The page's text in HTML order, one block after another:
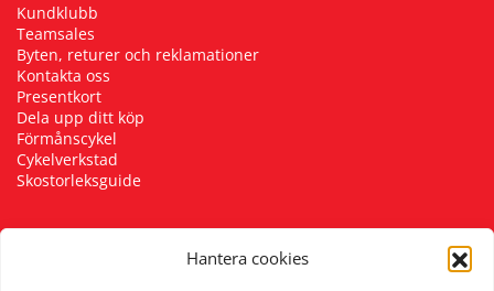
Hantera cookies
Kundklubb
Teamsales
Byten, returer och reklamationer
Kontakta oss
Presentkort
Dela upp ditt köp
Förmånscykel
Cykelverkstad
Skostorleksguide